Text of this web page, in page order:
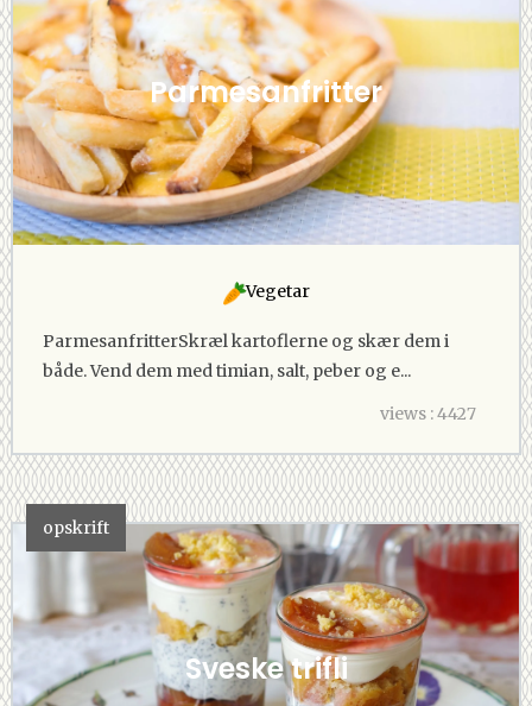
Parmesanfritter
Vegetar
ParmesanfritterSkræl kartoflerne og skær dem i
både. Vend dem med timian, salt, peber og e...
views : 4427
opskrift
Sveske trifli